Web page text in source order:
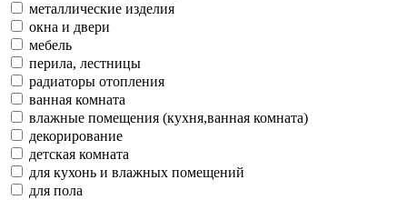
металлические изделия
окна и двери
мебель
перила, лестницы
радиаторы отопления
ванная комната
влажные помещения (кухня,ванная комната)
декорирование
детская комната
для кухонь и влажных помещений
для пола